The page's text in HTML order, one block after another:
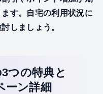
す。自宅の利用状況に
しましょう。
つの特典と
ーン詳細